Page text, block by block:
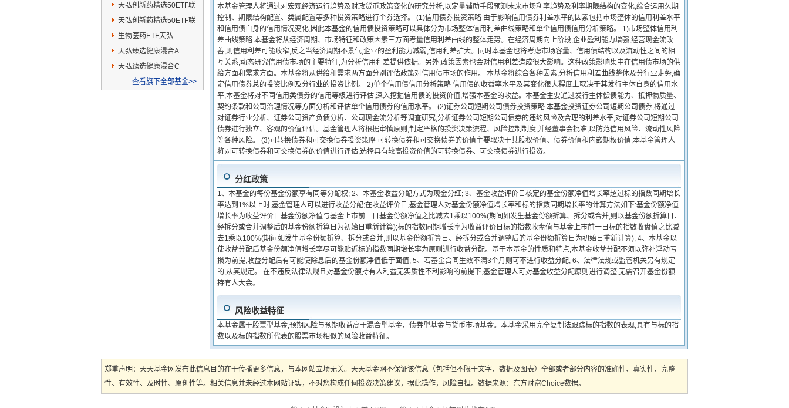
天弘创新药精选50ETF联
接C
天弘创新药精选50ETF联
接A
生物医药ETF天弘
天弘臻选健康混合A
天弘臻选健康混合C
查看旗下全部基金>>
本基金管理人将通过对宏观经济运行趋势及财政货币政策变化的研究分析,以定量辅助手段预测未来市场利率趋势及利率期限结构的变化,综合运用久期
控制、期限结构配置、类属配置等多种投资策略进行个券选择。 (1)信用债券投资策略 由于影响信用债券利差水平的因素包括市场整体的信用利差水平
和信用债自身的信用情况变化,因此本基金的信用债投资策略可以具体分为市场整体信用利差曲线策略和单个信用债信用分析策略。 1)市场整体信用利
差曲线策略 本基金将从经济周期、市场特征和政策因素三方面考量信用利差曲线的整体走势。在经济周期向上阶段,企业盈利能力增强,经营现金流改
善,则信用利差可能收窄,反之当经济周期不景气,企业的盈利能力减弱,信用利差扩大。同时本基金也将考虑市场容量、信用债结构以及流动性之间的相
互关系,动态研究信用债市场的主要特征,为分析信用利差提供依据。另外,政策因素也会对信用利差造成很大影响。这种政策影响集中在信用债市场的供
给方面和需求方面。本基金将从供给和需求两方面分别评估政策对信用债市场的作用。 本基金将综合各种因素,分析信用利差曲线整体及分行业走势,确
定信用债券总的投资比例及分行业的投资比例。 2)单个信用债信用分析策略 信用债的收益率水平及其变化很大程度上取决于其发行主体自身的信用水
平,本基金将对不同信用类债券的信用等级进行评估,深入挖掘信用债的投资价值,增强本基金的收益。本基金主要通过发行主体偿债能力、抵押物质量、
契约条款和公司治理情况等方面分析和评估单个信用债券的信用水平。 (2)证券公司短期公司债券投资策略 本基金投资证券公司短期公司债券,将通过
对证券行业分析、证券公司资产负债分析、公司现金流分析等调查研究,分析证券公司短期公司债券的违约风险及合理的利差水平,对证券公司短期公司
债券进行独立、客观的价值评估。基金管理人将根据审慎原则,制定严格的投资决策流程、风险控制制度,并经董事会批准,以防范信用风险、流动性风险
等各种风险。 (3)可转换债券和可交换债券投资策略 可转换债券和可交换债券的价值主要取决于其股权价值、债券价值和内嵌期权价值,本基金管理人
将对可转换债券和可交换债券的价值进行评估,选择具有较高投资价值的可转换债券、可交换债券进行投资。
分红政策
1、本基金的每份基金份额享有同等分配权; 2、本基金收益分配方式为现金分红; 3、基金收益评价日核定的基金份额净值增长率超过标的指数同期增长
率达到1%以上时,基金管理人可以进行收益分配;在收益评价日,基金管理人对基金份额净值增长率和标的指数同期增长率的计算方法如下:基金份额净值
增长率为收益评价日基金份额净值与基金上市前一日基金份额净值之比减去1乘以100%(期间如发生基金份额折算、拆分或合并,则以基金份额折算日、
经拆分或合并调整后的基金份额折算日为初始日重新计算);标的指数同期增长率为收益评价日标的指数收盘值与基金上市前一日标的指数收盘值之比减
去1乘以100%(期间如发生基金份额折算、拆分或合并,则以基金份额折算日、经拆分或合并调整后的基金份额折算日为初始日重新计算); 4、本基金以
使收益分配后基金份额净值增长率尽可能贴近标的指数同期增长率为原则进行收益分配。基于本基金的性质和特点,本基金收益分配不须以弥补浮动亏
损为前提,收益分配后有可能使除息后的基金份额净值低于面值; 5、若基金合同生效不满3个月则可不进行收益分配; 6、法律法规或监管机关另有规定
的,从其规定。 在不违反法律法规且对基金份额持有人利益无实质性不利影响的前提下,基金管理人可对基金收益分配原则进行调整,无需召开基金份额
持有人大会。
风险收益特征
本基金属于股票型基金,预期风险与预期收益高于混合型基金、债券型基金与货币市场基金。本基金采用完全复制法跟踪标的指数的表现,具有与标的指
数以及标的指数所代表的股票市场相似的风险收益特征。
郑重声明：天天基金网发布此信息目的在于传播更多信息，与本网站立场无关。天天基金网不保证该信息（包括但不限于文字、数据及图表）全部或者部分内容的准确性、真实性、完整
性、有效性、及时性、原创性等。相关信息并未经过本网站证实，不对您构成任何投资决策建议，据此操作，风险自担。数据来源：东方财富Choice数据。